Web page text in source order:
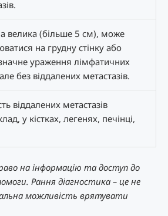
велика (більше 5 см), може
на грудну стінку або
ураження лімфатичних
без віддалених метастазів.
віддалених метастазів
у кістках, легенях, печінці,
на інформацію та доступ до
Рання діагностика – це не
можливість врятувати